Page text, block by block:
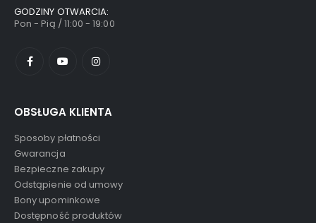
GODZINY OTWARCIA:
Pon - Pią / 11:00 - 19:00
OBSŁUGA KLIENTA
Sposoby płatności
Gwarancja
Bezpieczne zakupy
Odstąpienie od umowy
Bony upominkowe
Dostępność produktów